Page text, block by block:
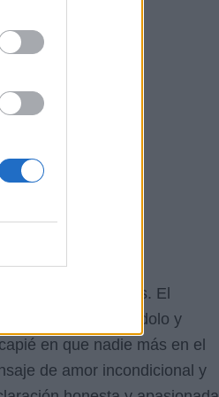
entre dos personas. El
extrañándolo y
en que nadie más en el
de amor incondicional y